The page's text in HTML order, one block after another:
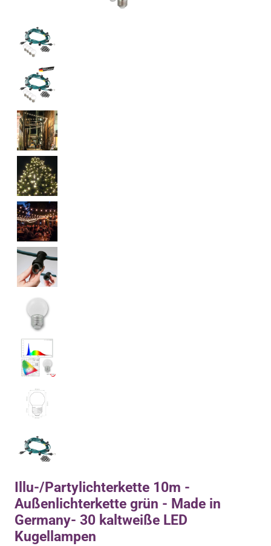
Illu-/Partylichterkette 10m -
Außenlichterkette grün - Made in
Germany- 30 kaltweiße LED
Kugellampen